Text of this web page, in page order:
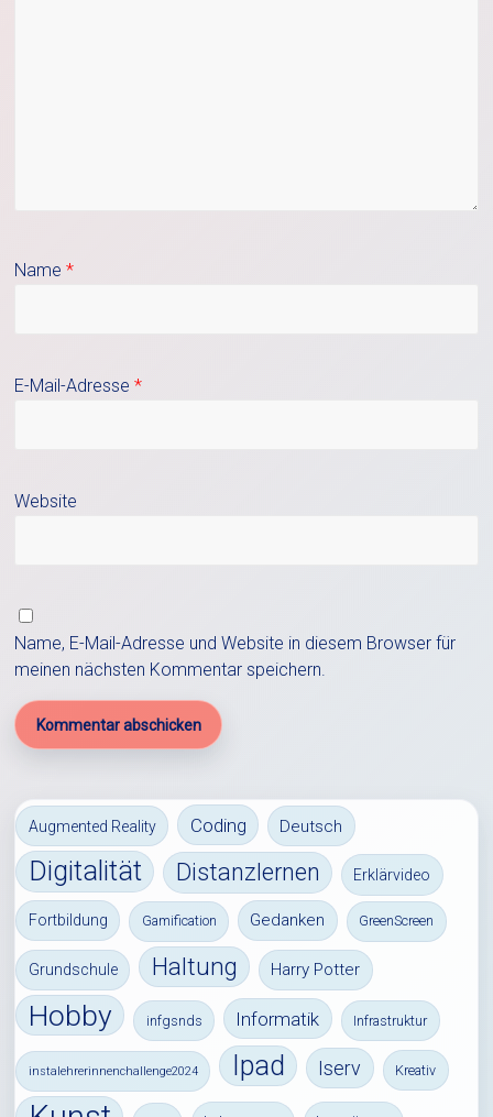
Name*
E-Mail-Adresse*
Website
Name, E-Mail-Adresse und Website in diesem Browser für
meinen nächsten Kommentar speichern.
Augmented Reality Coding Deutsch
Digitalität Distanzlernen Erklärvideo
Fortbildung Gamification Gedanken GreenScreen
Grundschule Haltung Harry Potter
Hobby infgsnds Informatik Infrastruktur
instalehrerinnenchallenge2024 Ipad Iserv Kreativ